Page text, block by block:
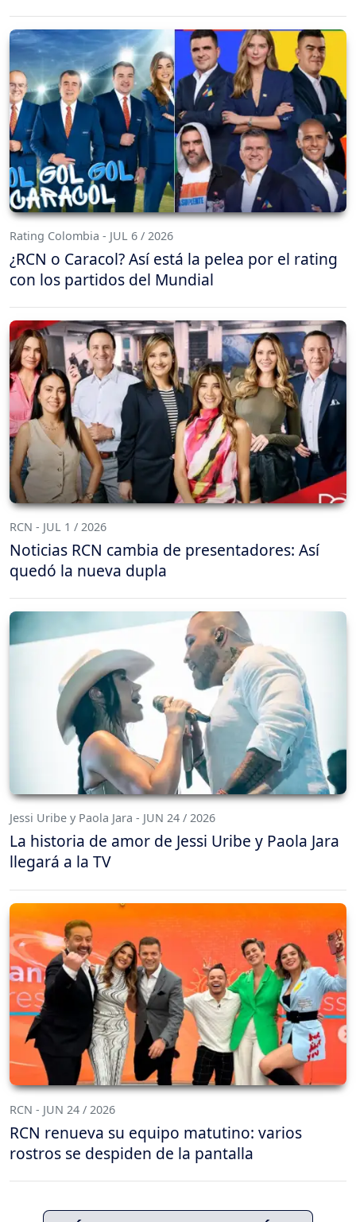
Rating Colombia - JUL 6 / 2026
¿RCN o Caracol? Así está la pelea por el rating
con los partidos del Mundial
RCN - JUL 1 / 2026
Noticias RCN cambia de presentadores: Así
quedó la nueva dupla
Jessi Uribe y Paola Jara - JUN 24 / 2026
La historia de amor de Jessi Uribe y Paola Jara
llegará a la TV
RCN - JUN 24 / 2026
RCN renueva su equipo matutino: varios
rostros se despiden de la pantalla